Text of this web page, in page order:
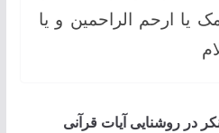
یا ارحم الراحمین و یا
در روشنایی آیات قرآنی